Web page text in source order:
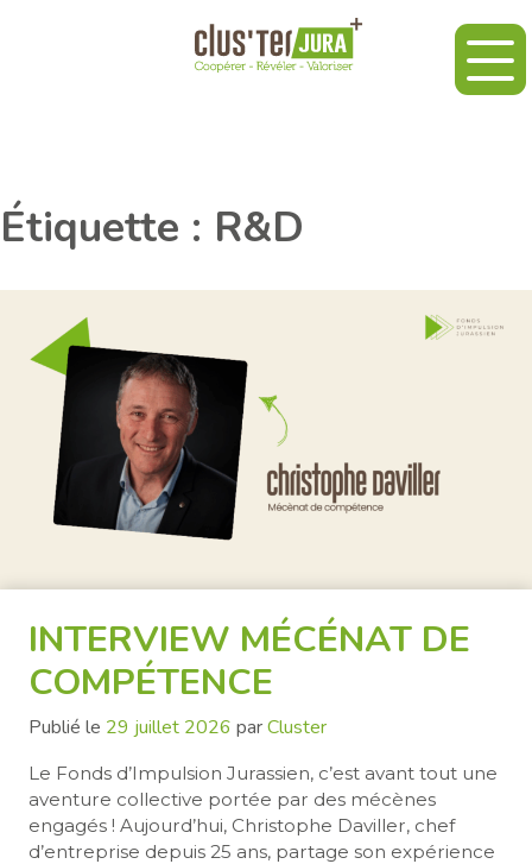
Étiquette : R&D
INTERVIEW MÉCÉNAT DE
COMPÉTENCE
Publié le 29 juillet 2026 parCluster
Le Fonds d’Impulsion Jurassien, c’est avant tout une
aventure collective portée par des mécènes
engagés ! Aujourd’hui, Christophe Daviller, chef
d’entreprise depuis 25 ans, partage son expérience